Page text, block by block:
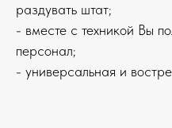
раздувать штат;
- вместе с техникой Вы
персонал;
- универсальная и